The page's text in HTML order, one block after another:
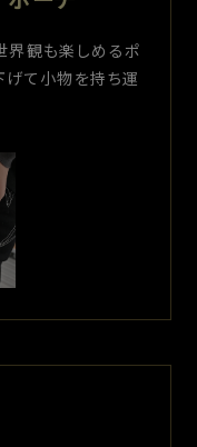
ではございません。
始まり、一部パーツも
界観も楽しめるポ
げて小物を持ち運